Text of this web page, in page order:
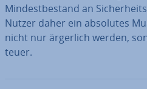
Min­dest­be­stand an
Nutzer daher ein absolutes
nicht nur ärgerlich werden,
teuer.